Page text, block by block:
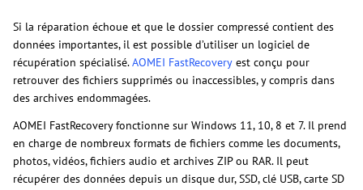
Si la réparation échoue et que le dossier compressé contient des
données importantes, il est possible d’utiliser un logiciel de
récupération spécialisé.AOMEI FastRecovery est conçu pour
retrouver des fichiers supprimés ou inaccessibles, y compris dans
des archives endommagées.
AOMEI FastRecovery fonctionne sur Windows 11, 10, 8 et 7. Il prend
en charge de nombreux formats de fichiers comme les documents,
photos, vidéos, fichiers audio et archives ZIP ou RAR. Il peut
récupérer des données depuis un disque dur, SSD, clé USB, carte SD